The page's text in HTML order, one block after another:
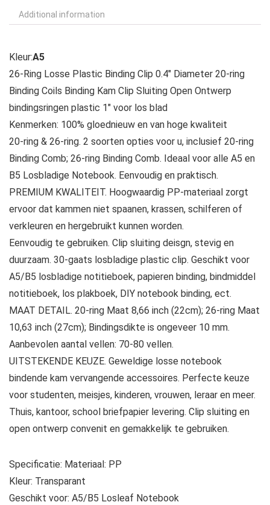
Additional information
Kleur:A5
26-Ring Losse Plastic Binding Clip 0.4″ Diameter 20-ring
Binding Coils Binding Kam Clip Sluiting Open Ontwerp
bindingsringen plastic 1″ voor los blad
Kenmerken: 100% gloednieuw en van hoge kwaliteit
20-ring & 26-ring. 2 soorten opties voor u, inclusief 20-ring
Binding Comb; 26-ring Binding Comb. Ideaal voor alle A5 en
B5 Losbladige Notebook. Eenvoudig en praktisch.
PREMIUM KWALITEIT. Hoogwaardig PP-materiaal zorgt
ervoor dat kammen niet spaanen, krassen, schilferen of
verkleuren en hergebruikt kunnen worden.
Eenvoudig te gebruiken. Clip sluiting deisgn, stevig en
duurzaam. 30-gaats losbladige plastic clip. Geschikt voor
A5/B5 losbladige notitieboek, papieren binding, bindmiddel
notitieboek, los plakboek, DIY notebook binding, ect.
MAAT DETAIL. 20-ring Maat 8,66 inch (22cm); 26-ring Maat
10,63 inch (27cm); Bindingsdikte is ongeveer 10 mm.
Aanbevolen aantal vellen: 70-80 vellen.
UITSTEKENDE KEUZE. Geweldige losse notebook
bindende kam vervangende accessoires. Perfecte keuze
voor studenten, meisjes, kinderen, vrouwen, leraar en meer.
Thuis, kantoor, school briefpapier levering. Clip sluiting en
open ontwerp convenit en gemakkelijk te gebruiken.
Specificatie: Materiaal: PP
Kleur: Transparant
Geschikt voor: A5/B5 Losleaf Notebook